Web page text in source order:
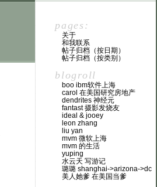
pages:
关于
和我联系
帖子归档（按日期）
帖子归档（按类别）
blogroll
boo ibm软件上海
carol 在美国研究房地产
dendrites 神经元
fantast 摄影发烧友
ideal & jooey
leon zhang
liu yan
mvm 微软上海
mvm 的生活
yuping
水云天 写游记
璐璐 shanghai->arizona->dc
美人她爹 在美国当爹